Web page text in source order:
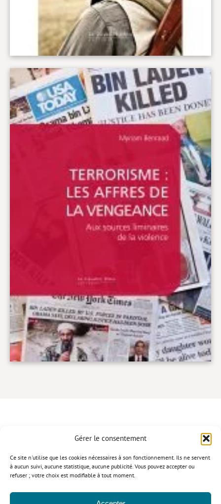
Gérer le consentement
Ce site n'utilise que les cookies nécessaires à son fonctionnement. Ils ne servent
à aucun suivi, aucune statistique, aucune publicité. Vous pouvez accepter ou
refuser ; votre choix est modifiable à tout moment.
CONTACT